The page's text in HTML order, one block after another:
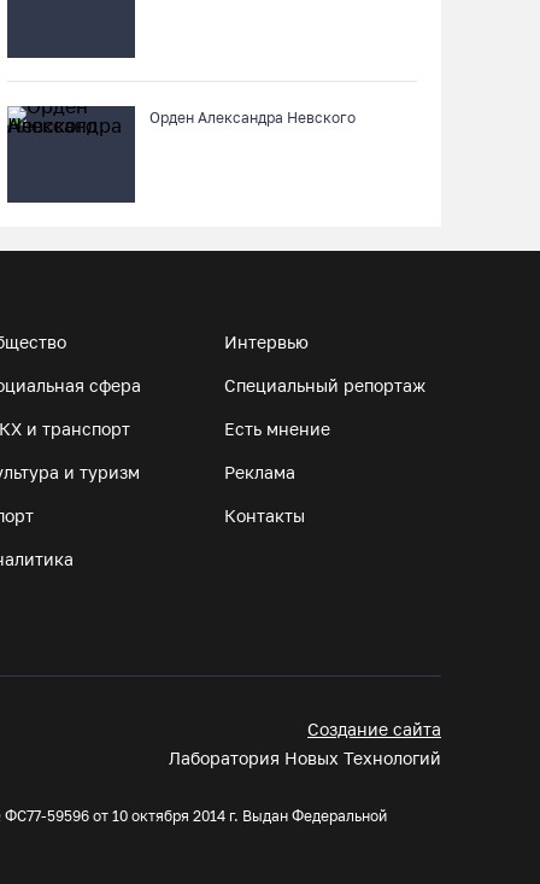
Неизвестный мужчина погиб в подожженном
в Вологодской области магазине
На Вологодчине подвели итоги XII областной
Манты, речные прогулки и концерты
Тотьмы
07.08.26 / 08:49
игроком из российской Премьер-лиги
Поражение от «Фанкома» отбросило ФК
Череповчанки в национальных костюмах
Орден Александра Невского
сфера
и транспорт
и туризм
Интервью
Специальный репортаж
Есть мнение
Реклама
Контакты
Создание сайта
Лаборатория Новых Технологий
59596 от 10 октября 2014 г. Выдан Федеральной